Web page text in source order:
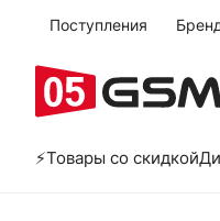
Поступления
⚡️Товары со скидкой